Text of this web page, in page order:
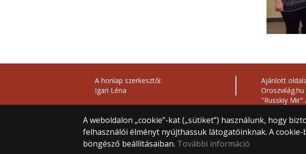
A weboldalon „cookie”-kat („sütiket”) használunk, hogy
felhasználói élményt nyújthassuk látogatóinknak. A
böngésző beállításaiban. További információ
A honlap szerkesztői:
Igari Léna
Ajánlott
Oroszvilág.hu
"Russkiy Mir"
Magyar-
Társaság